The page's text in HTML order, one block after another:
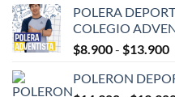
POLERA
COLEGIO
$8.900- $13.900
POLERON